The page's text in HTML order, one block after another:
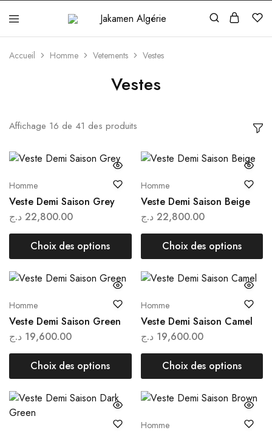
Jakamen
Algérie
Accueil Homme Vetements Vestes
Vestes
Affichage 16 de 41 des produits
Homme
Veste Demi Saison Grey
22,800.00 د.ج
Choix des options
Homme
Veste Demi Saison Beige
22,800.00 د.ج
Choix des options
Homme
Veste Demi Saison Green
19,600.00 د.ج
Choix des options
Homme
Veste Demi Saison Camel
19,600.00 د.ج
Choix des options
Homme